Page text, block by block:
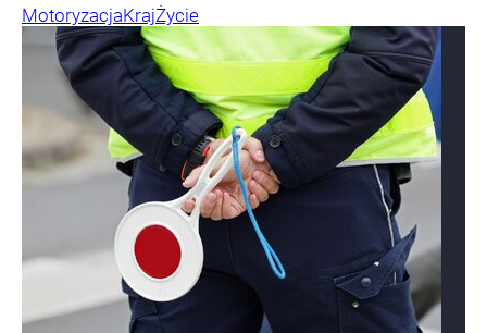
MotoryzacjaKrajŻycie